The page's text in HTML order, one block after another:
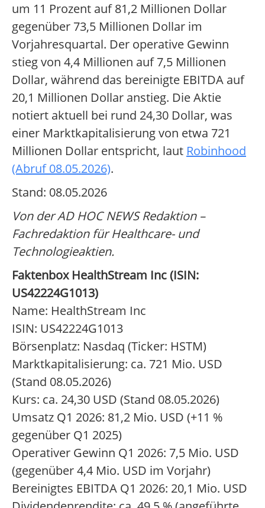
um 11 Prozent auf 81,2 Millionen Dollar
gegenüber 73,5 Millionen Dollar im
Vorjahresquartal. Der operative Gewinn
stieg von 4,4 Millionen auf 7,5 Millionen
Dollar, während das bereinigte EBITDA auf
20,1 Millionen Dollar anstieg. Die Aktie
notiert aktuell bei rund 24,30 Dollar, was
einer Marktkapitalisierung von etwa 721
Millionen Dollar entspricht, laut Robinhood
(Abruf 08.05.2026).
Stand: 08.05.2026
Von der AD HOC NEWS Redaktion –
Fachredaktion für Healthcare- und
Technologieaktien.
Faktenbox HealthStream Inc (ISIN:
US42224G1013)
Name: HealthStream Inc
ISIN: US42224G1013
Börsenplatz: Nasdaq (Ticker: HSTM)
Marktkapitalisierung: ca. 721 Mio. USD
(Stand 08.05.2026)
Kurs: ca. 24,30 USD (Stand 08.05.2026)
Umsatz Q1 2026: 81,2 Mio. USD (+11 %
gegenüber Q1 2025)
Operativer Gewinn Q1 2026: 7,5 Mio. USD
(gegenüber 4,4 Mio. USD im Vorjahr)
Bereinigtes EBITDA Q1 2026: 20,1 Mio. USD